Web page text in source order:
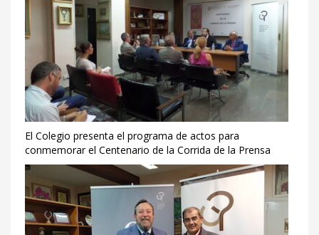
El Colegio presenta el programa de actos para
conmemorar el Centenario de la Corrida de la Prensa